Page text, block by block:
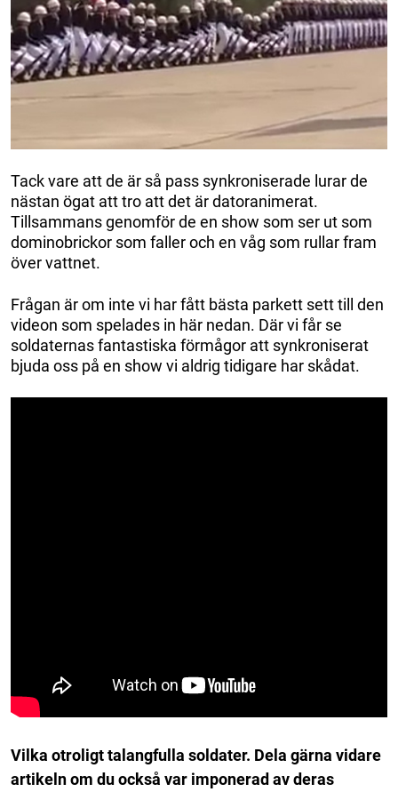
Tack vare att de är så pass synkroniserade lurar de
nästan ögat att tro att det är datoranimerat.
Tillsammans genomför de en show som ser ut som
dominobrickor som faller och en våg som rullar fram
över vattnet.
Frågan är om inte vi har fått bästa parkett sett till den
videon som spelades in här nedan. Där vi får se
soldaternas fantastiska förmågor att synkroniserat
bjuda oss på en show vi aldrig tidigare har skådat.
Vilka otroligt talangfulla soldater. Dela gärna vidare
artikeln om du också var imponerad av deras